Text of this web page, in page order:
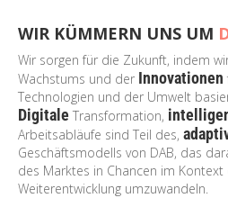
WIR KÜMMERN UNS UM
Wir sorgen für die Zukunft, indem
Wachstums und der Innovationen
Technologien und der Umwelt
Digitale Transformation,
Arbeitsabläufe sind Teil des,
Geschäftsmodells von DAB, das
des Marktes in Chancen im Kontext
Weiterentwicklung umzuwandeln.